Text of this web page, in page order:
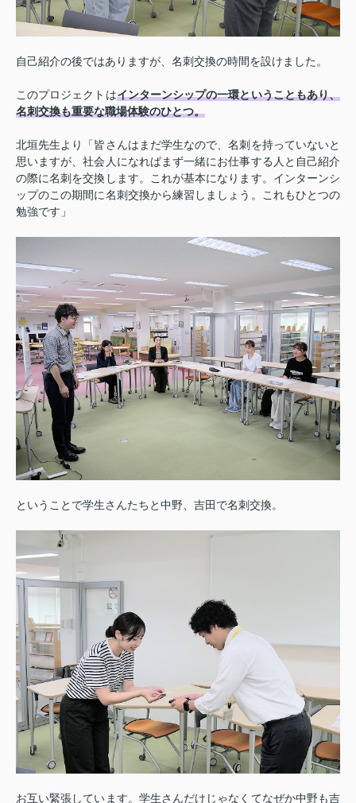
自己紹介の後ではありますが、名刺交換の時間を設けました。
このプロジェクトはインターンシップの一環ということもあり、
名刺交換も重要な職場体験のひとつ。
北垣先生より「皆さんはまだ学生なので、名刺を持っていないと
思いますが、社会人になればまず一緒にお仕事する人と自己紹介
の際に名刺を交換します。これが基本になります。インターンシ
ップのこの期間に名刺交換から練習しましょう。これもひとつの
勉強です」
ということで学生さんたちと中野、吉田で名刺交換。
お互い緊張しています。学生さんだけじゃなくてなぜか中野も吉